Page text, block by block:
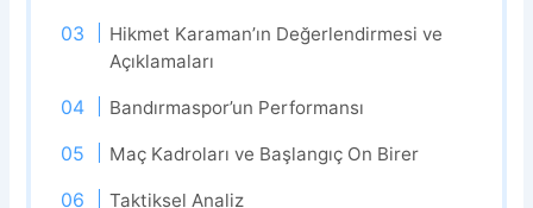
Hikmet Karaman’ın Değerlendirmesi ve
Açıklamaları
Bandırmaspor’un Performansı
Maç Kadroları ve Başlangıç On Birer
Taktiksel Analiz